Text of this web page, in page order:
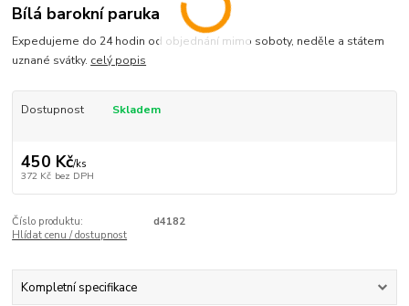
Bílá barokní paruka
Expedujeme do 24 hodin od objednání mimo soboty, neděle a státem
uznané svátky. celý popis
Dostupnost Skladem
450 Kč/ks
372 Kč bez DPH
Číslo produktu:
d4182
Hlídat cenu / dostupnost
Kompletní specifikace